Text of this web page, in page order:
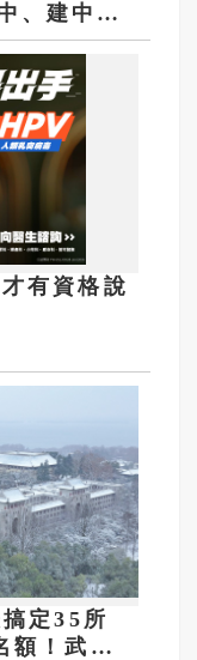
、建中、
有資格說
定35所
額！武漢